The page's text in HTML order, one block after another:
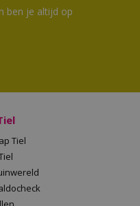
ben je altijd op
Tiel